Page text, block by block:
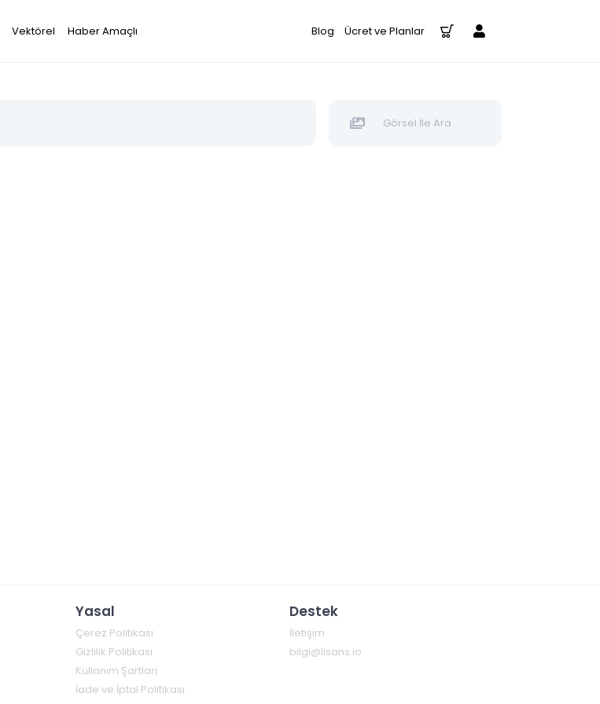
Vektörel Haber Amaçlı Blog Ücret ve Planlar
Görsel İle Ara
Yasal
Çerez Politikası
Gizlilik Politikası
Kullanım Şartları
İade ve İptal Politikası
Destek
İletişim
bilgi@lisans.io